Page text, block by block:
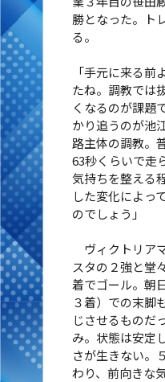
勝となった。ト
る。
「手元に来る
たね。調教では
くなるのが課題
かり追うのが池
路主体の調教。
63秒くらいで走
気持ちを整える
した変化によっ
のでしょう」
ヴィクトリア
スタの２強と堂
着でゴール。朝
３着）での末脚
じさせるものだ
み。状態は安定
さが生きない。
わり、前向きな